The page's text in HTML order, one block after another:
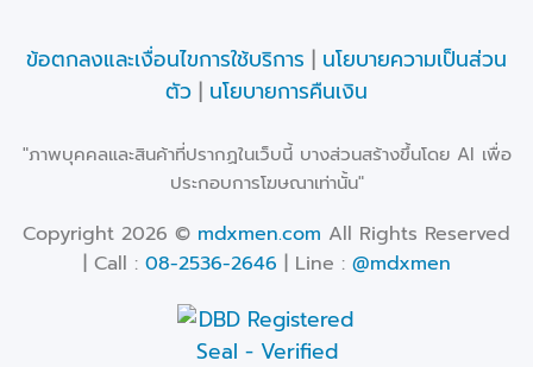
ข้อตกลงและเงื่อนไขการใช้บริการ | นโยบายความเป็นส่วน
ตัว | นโยบายการคืนเงิน
"ภาพบุคคลและสินค้าที่ปรากฏในเว็บนี้ บางส่วนสร้างขึ้นโดย AI เพื่อ
ประกอบการโฆษณาเท่านั้น"
Copyright 2026 © mdxmen.com All Rights Reserved
| Call : 08-2536-2646 | Line : @mdxmen